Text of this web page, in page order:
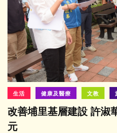
生活 健康及醫療 文教
改善埔里基層建設 許淑
元